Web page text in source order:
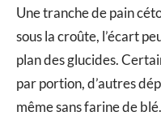
Une tranche de pain
sous la croûte, l’écart
plan des glucides.
par portion, d’autres
même sans farine de